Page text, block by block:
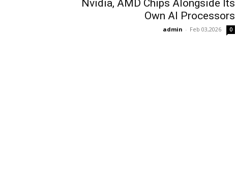
Nvidia, AMD Chips Alongside Its
Own AI Processors
admin - Feb 03,2026 0